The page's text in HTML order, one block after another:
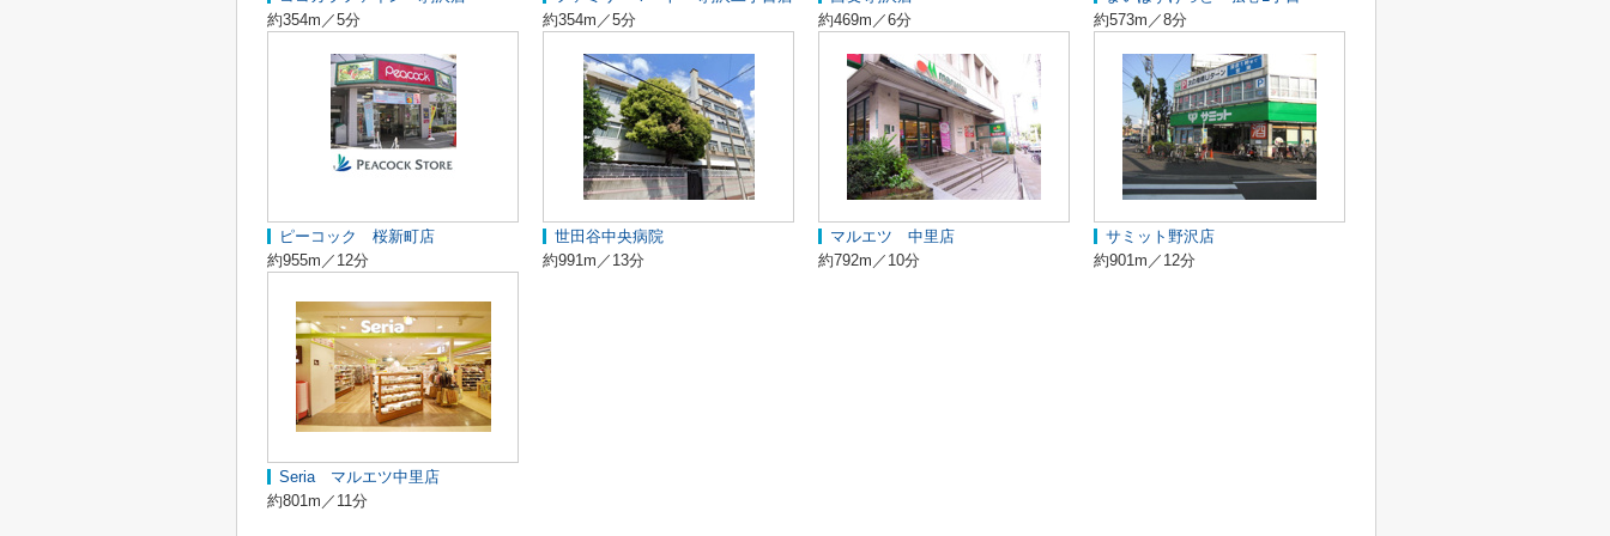
約354m／5分
約354m／5分
約469m／6分
約573m／8分
ピーコック 桜新町店
約955m／12分
世田谷中央病院
約991m／13分
マルエツ 中里店
約792m／10分
サミット野沢店
約901m／12分
Seria マルエツ中里店
約801m／11分